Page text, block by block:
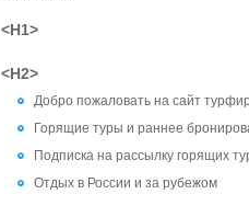
<H1>
<H2>
Добро пожаловать на сайт
Горящие туры и раннее
Подписка на рассылку горящих
Отдых в России и за рубежом